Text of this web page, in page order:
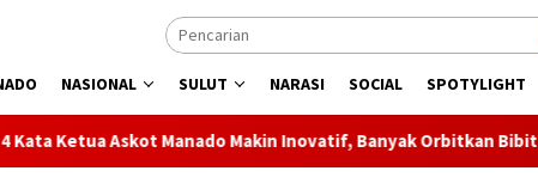
NASIONAL SULUT NARASI SOCIAL SPOTYLIGHT
Askot Manado Makin Inovatif, Banyak Orbitkan Bibit Unggul